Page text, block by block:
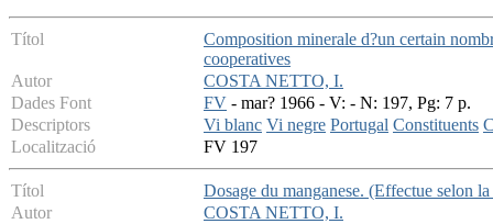
Títol
Composition minerale d?un certain
cooperatives
Autor
COSTA NETTO, I.
Dades Font
FV - mar? 1966 - V: - N: 197, Pg: 7 p.
Descriptors
Vi blanc Vi negre Portugal Constituents
Localització
FV 197
Títol
Dosage du manganese. (Effectue selon
Autor
COSTA NETTO, I.